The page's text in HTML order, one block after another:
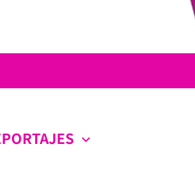
en la escena nacional e internacional.